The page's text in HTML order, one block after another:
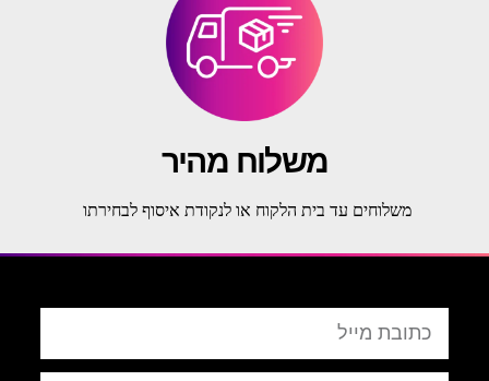
משלוח מהיר
משלוחים עד בית הלקוח או לנקודת איסוף לבחירתו